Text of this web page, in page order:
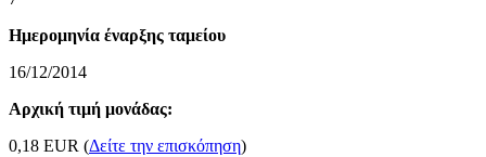
Ημερομηνία έναρξης ταμείου
16/12/2014
Αρχική τιμή μονάδας:
0,18 EUR (Δείτε την επισκόπηση)